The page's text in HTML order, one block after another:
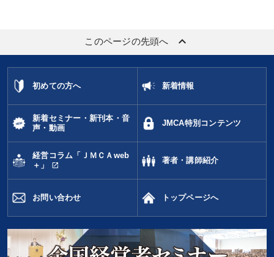
このページの先頭へ keyboard_arrow_up
初めての方へ 新着情報
新着セミナー・新刊本・音
声・動画
JMCA特別コンテンツ
経営コラム「ＪＭＣＡweb
＋」
open_in_new
著者・講師紹介
お問い合わせ トップページへ